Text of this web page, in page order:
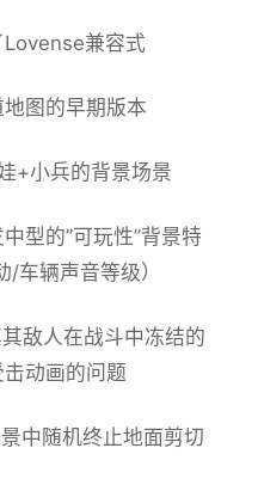
Lovense兼容式
图的早期版本
+小兵的背景场景
型的”可玩性”背景特
车辆声音等级）
敌人在战斗中冻结的
动画的问题
中随机终止地面剪切